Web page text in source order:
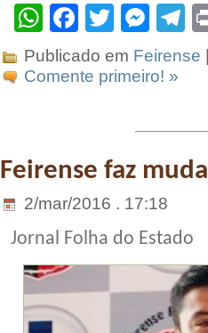
WhatsApp
Facebook
Twitter
Publicado em Feirense
Comente primeiro! »
Feirense faz
2/mar/2016 . 17:18
Jornal Folha do Estado